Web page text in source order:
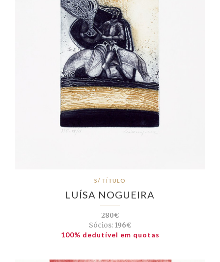
S/ TÍTULO
LUÍSA NOGUEIRA
280€
Sócios:196€
100% dedutível em quotas